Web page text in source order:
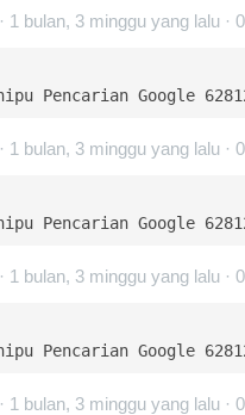
· 1 bulan, 3 minggu yang lalu · 0
· 1 bulan, 3 minggu yang lalu · 0
· 1 bulan, 3 minggu yang lalu · 0
· 1 bulan, 3 minggu yang lalu · 0